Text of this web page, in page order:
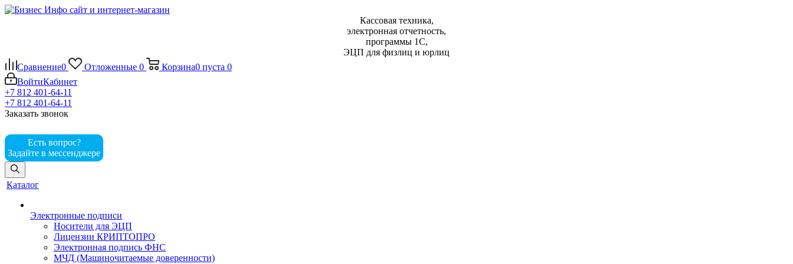
Кассовая техника,
электронная отчетность,
программы 1С,
ЭЦП для физлиц и юрлиц
Сравнение0 Отложенные 0 Корзина0 пуста 0
ВойтиКабинет
+7 812 401-64-11
+7 812 401-64-11
Заказать звонок
Есть вопрос?
Задайте в мессенджере
Каталог
Электронные подписи
Носители для ЭЦП
Лицензии КРИПТОПРО
Электронная подпись ФНС
МЧД (Машиночитаемые доверенности)